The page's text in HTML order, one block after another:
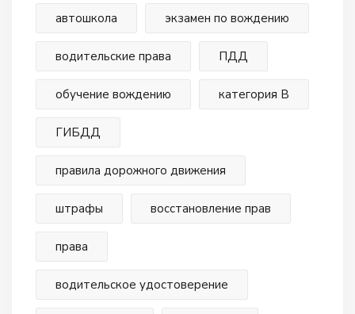
автошкола экзамен по вождению
водительские права ПДД
обучение вождению категория В
ГИБДД
правила дорожного движения
штрафы восстановление прав
права
водительское удостоверение